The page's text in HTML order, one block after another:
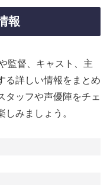
報
監督、キャスト、主
る詳しい情報をまとめ
タッフや声優陣をチェ
みましょう。